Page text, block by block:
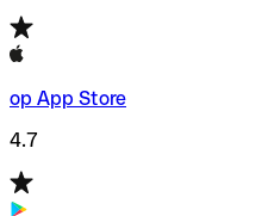
op App Store
4.7